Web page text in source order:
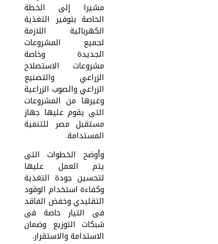
مشيرا إلى الخطة
الخاصة بتوفير التغذية
الكهربائية اللازمة
لجميع المشروعات
الجديدة وخاصة
مشروعات الاستصلاح
الزراعي والتصنيع
الزراعي والصوب الزراعية
وغيرها من المشروعات
التى يقوم عليها جهاز
مستقبل مصر للتنمية
المستدامة.
وأوضح الخطوات التى
يتم العمل عليها
لتحسين جودة التغذية
وكفاءة استخدام الوقود
التقليدي وخفض الفاقد
فى التيار خاصة فى
شبكات التوزيع وضمان
الاستدامة والاستقرار.